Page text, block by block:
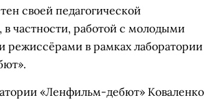
своей педагогической
в частности, работой с молодыми
режиссёрами в рамках лаборатории
«Ленфильм-дебют» Коваленко